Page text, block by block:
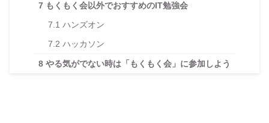
7 もくもく会以外でおすすめのIT勉強会
7.1 ハンズオン
7.2 ハッカソン
8 やる気がでない時は「もくもく会」に参加しよう